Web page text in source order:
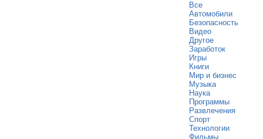
Все
Автомобили
Безопасность
Видео
Другое
Заработок
Игры
Книги
Мир и бизнес
Музыка
Наука
Программы
Развлечения
Спорт
Технологии
Фильмы